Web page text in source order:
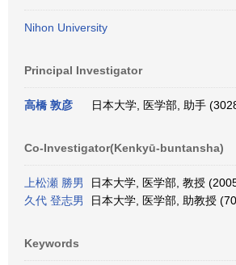
Nihon University
Principal Investigator
高橋 敦彦 日本大学, 医学部, 助手
Co-Investigator(Kenkyū-buntansha)
上松瀬 勝男
日本大学, 医学部, 教授
久代 登志男
日本大学, 医学部, 助教授
Keywords